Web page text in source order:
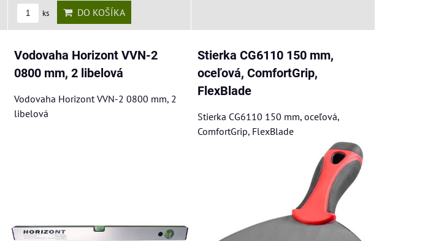
ks DO KOŠÍKA
Vodovaha Horizont VVN-2
0800 mm, 2 libelová
Vodovaha Horizont VVN-2 0800 mm, 2
libelová
Stierka CG6110 150 mm,
oceľová, ComfortGrip,
FlexBlade
Stierka CG6110 150 mm, oceľová,
ComfortGrip, FlexBlade